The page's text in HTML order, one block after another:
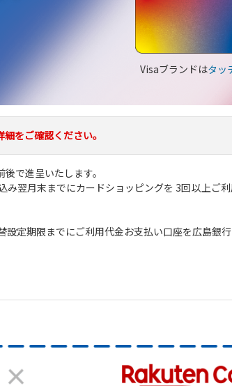
Visaブランドはタッ
細をご確認ください。
で進呈いたします。
み翌月末までにカードショッピングを 3回以上ご利
定期限までにご利用代金お支払い口座を広島銀